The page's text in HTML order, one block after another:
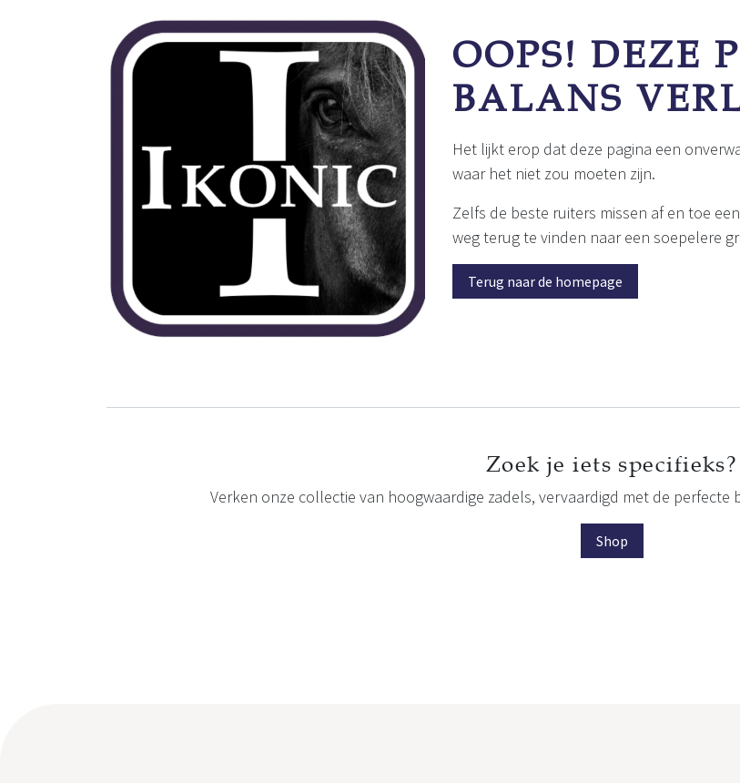
Fout 404
OOPS! DEZE
BALANS
Het lijkt erop dat deze pagina een
waar het niet zou moeten zijn.
Zelfs de beste ruiters missen af en toe
weg terug te vinden naar een soepelere
Terug naar de homepage
Zoek je iets specifieks?
Verken onze collectie van hoogwaardige zadels, vervaardigd met de
Shop